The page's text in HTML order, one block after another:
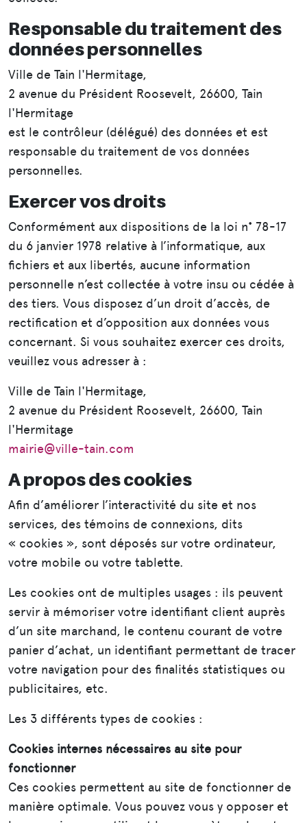
Responsable du traitement des
données personnelles
Ville de Tain l'Hermitage,
2 avenue du Président Roosevelt, 26600, Tain
l'Hermitage
est le contrôleur (délégué) des données et est
responsable du traitement de vos données
personnelles.
Exercer vos droits
Conformément aux dispositions de la loi n° 78-17
du 6 janvier 1978 relative à l’informatique, aux
fichiers et aux libertés, aucune information
personnelle n’est collectée à votre insu ou cédée à
des tiers. Vous disposez d’un droit d’accès, de
rectification et d’opposition aux données vous
concernant. Si vous souhaitez exercer ces droits,
veuillez vous adresser à :
Ville de Tain l'Hermitage,
2 avenue du Président Roosevelt, 26600, Tain
l'Hermitage
mairie@ville-tain.com
A propos des cookies
Afin d’améliorer l’interactivité du site et nos
services, des témoins de connexions, dits
« cookies », sont déposés sur votre ordinateur,
votre mobile ou votre tablette.
Les cookies ont de multiples usages : ils peuvent
servir à mémoriser votre identifiant client auprès
d’un site marchand, le contenu courant de votre
panier d’achat, un identifiant permettant de tracer
votre navigation pour des finalités statistiques ou
publicitaires, etc.
Les 3 différents types de cookies :
Cookies internes nécessaires au site pour
fonctionner
Ces cookies permettent au site de fonctionner de
manière optimale. Vous pouvez vous y opposer et